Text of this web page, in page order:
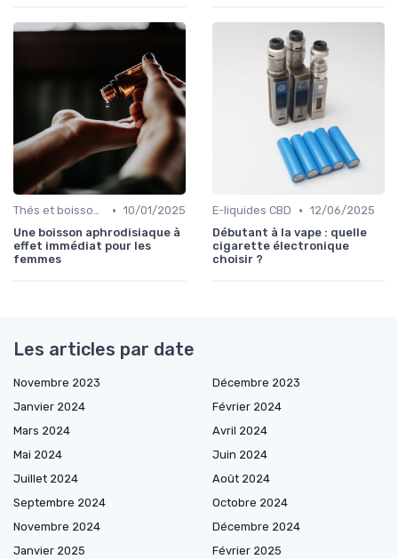
Thés et boissons infusés • 10/01/2025
Une boisson aphrodisiaque à
effet immédiat pour les
femmes
E-liquides CBD • 12/06/2025
Débutant à la vape : quelle
cigarette électronique
choisir ?
Les articles par date
Novembre 2023
Décembre 2023
Janvier 2024
Février 2024
Mars 2024
Avril 2024
Mai 2024
Juin 2024
Juillet 2024
Août 2024
Septembre 2024
Octobre 2024
Novembre 2024
Décembre 2024
Janvier 2025
Février 2025